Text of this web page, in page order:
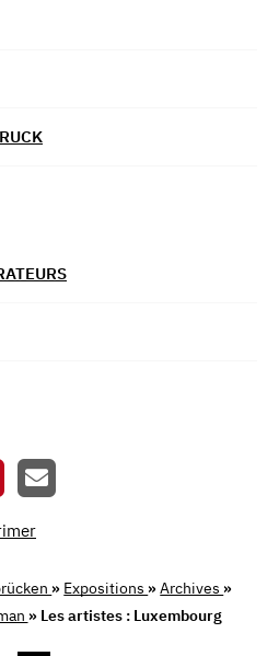
» Expositions »Archives »
» Les artistes : Luxembourg